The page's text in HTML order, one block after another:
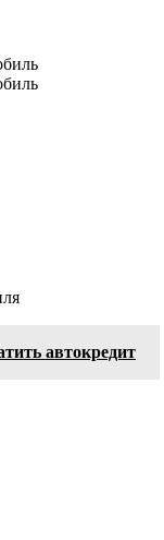
автокредит